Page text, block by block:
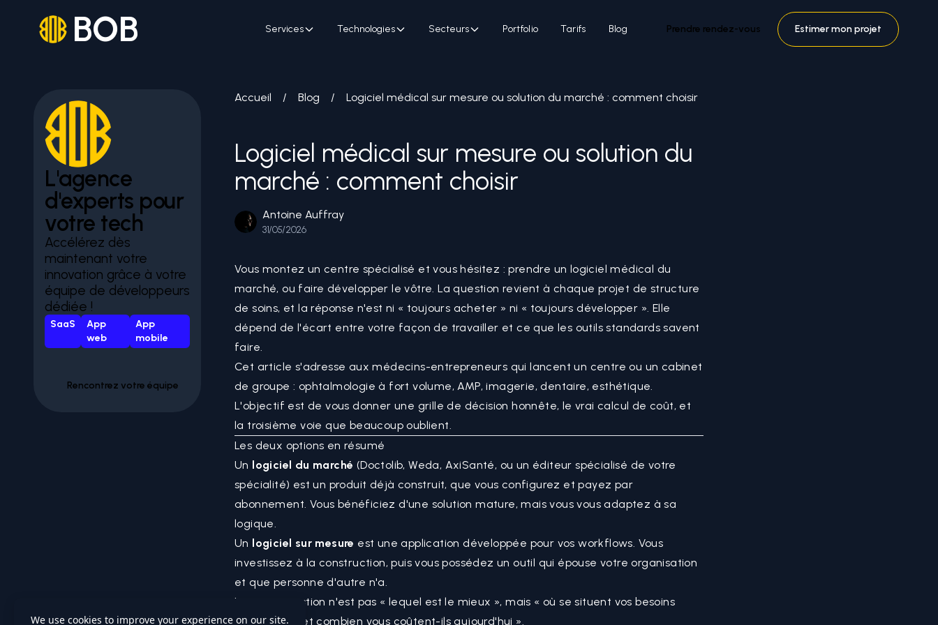
BOB Services Technologies Secteurs Portfolio Tarifs Blog Prendre rendez-vous Estimer mon projet
L'agence
d'experts pour
votre tech
Accélérez dès
maintenant votre
innovation grâce à votre
équipe de développeurs
dédiée !
SaaS
App
web
App
mobile
Rencontrez votre équipe
Accueil / Blog / Logiciel médical sur mesure ou solution du marché : comment choisir
Logiciel médical sur mesure ou solution du
marché : comment choisir
Antoine Auffray
31/05/2026
Vous montez un centre spécialisé et vous hésitez : prendre un logiciel médical du
marché, ou faire développer le vôtre. La question revient à chaque projet de structure
de soins, et la réponse n'est ni « toujours acheter » ni « toujours développer ». Elle
dépend de l'écart entre votre façon de travailler et ce que les outils standards savent
faire.
Cet article s'adresse aux médecins-entrepreneurs qui lancent un centre ou un cabinet
de groupe : ophtalmologie à fort volume, AMP, imagerie, dentaire, esthétique.
L'objectif est de vous donner une grille de décision honnête, le vrai calcul de coût, et
la troisième voie que beaucoup oublient.
Les deux options en résumé
Un logiciel du marché (Doctolib, Weda, AxiSanté, ou un éditeur spécialisé de votre
spécialité) est un produit déjà construit, que vous configurez et payez par
abonnement. Vous bénéficiez d'une solution mature, mais vous vous adaptez à sa
logique.
Un logiciel sur mesure est une application développée pour vos workflows. Vous
investissez à la construction, puis vous possédez un outil qui épouse votre organisation
et que personne d'autre n'a.
La vraie question n'est pas « lequel est le mieux », mais « où se situent vos besoins
spécifiques, et combien vous coûtent-ils aujourd'hui ».